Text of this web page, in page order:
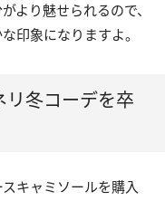
より魅せられるので、
印象になりますよ。
リ冬コーデを卒
キャミソールを購入